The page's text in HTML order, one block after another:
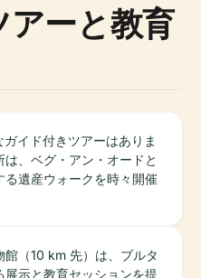
ーと教育
イド付きツアーはありま
、ベグ・アン・オードと
遺産ウォークを時々開催
（10 km 先）は、ブルタ
示と教育セッションを提